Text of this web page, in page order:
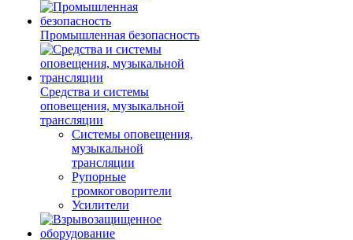
Промышленная безопасность
Средства и системы
оповещения, музыкальной
трансляции
Системы оповещения,
музыкальной
трансляции
Рупорные
громкоговорители
Усилители